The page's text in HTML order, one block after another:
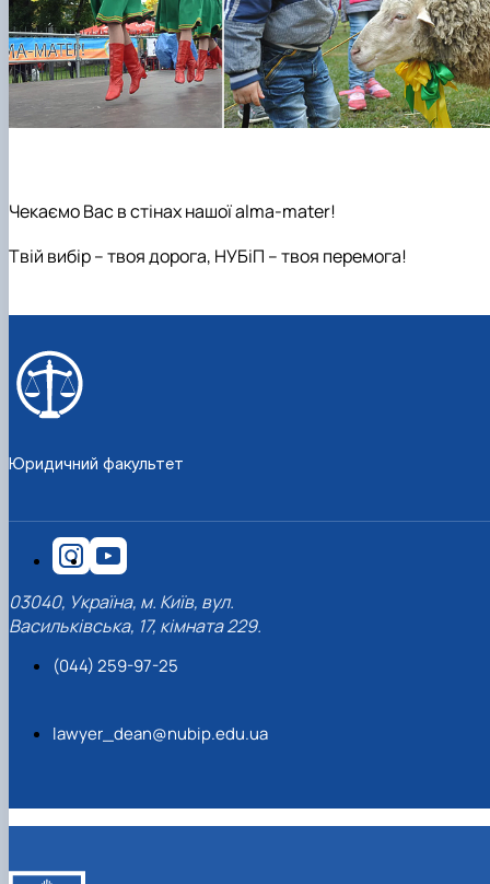
Чекаємо Вас в стінах нашої alma-mater!
Твій вибір – твоя дорога, НУБіП – твоя перемога!
Юридичний факультет
03040, Україна, м. Київ, вул.
Васильківська, 17, кімната 229.
(044) 259-97-25
lawyer_dean@nubip.edu.ua